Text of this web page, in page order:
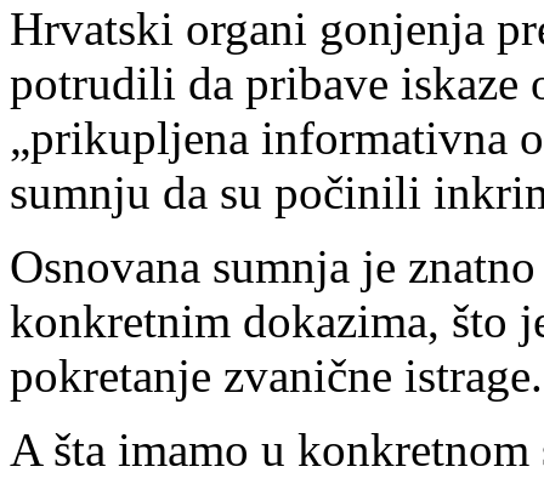
Hrvatski organi gonjenja
potrudili da pribave iskaze
„prikupljena informativna
sumnju da su počinili
Osnovana sumnja je
konkretnim dokazima, što
pokretanje zvanične istrage.
A šta imamo u konkretnom